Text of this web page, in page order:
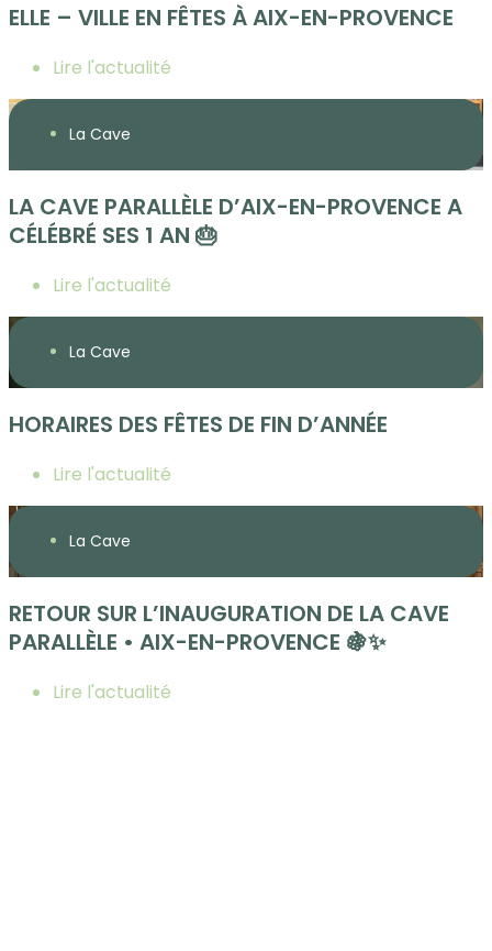
ELLE – VILLE EN FÊTES À AIX-EN-PROVENCE
Lire l'actualité
La Cave
LA CAVE PARALLÈLE D’AIX-EN-PROVENCE A
CÉLÉBRÉ SES 1 AN 🎂
Lire l'actualité
La Cave
HORAIRES DES FÊTES DE FIN D’ANNÉE
Lire l'actualité
La Cave
RETOUR SUR L’INAUGURATION DE LA CAVE
PARALLÈLE • AIX-EN-PROVENCE 🍇✨
Lire l'actualité